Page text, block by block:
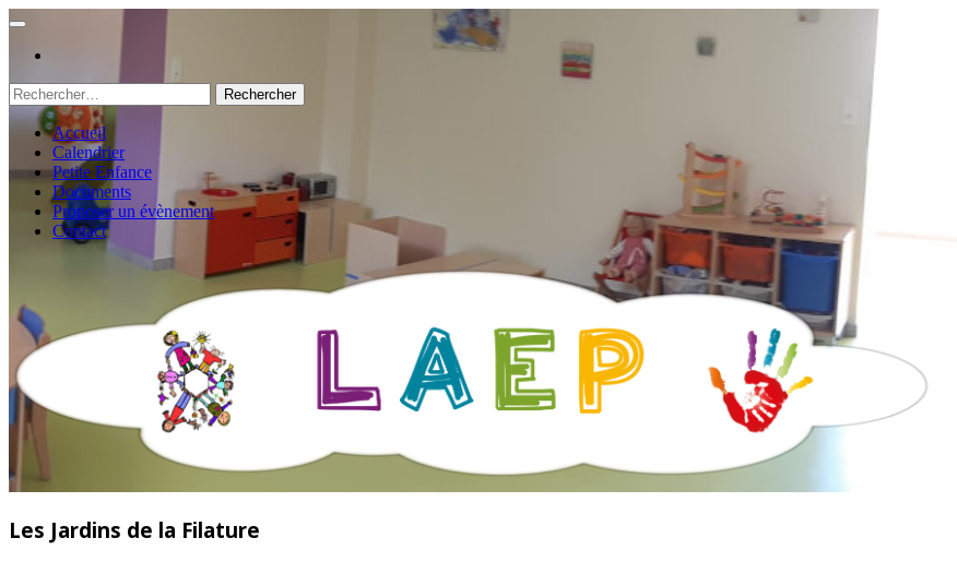
Rechercher :
Accueil
Calendrier
Petite Enfance
Documents
Proposer un évènement
Contact
Les Jardins de la Filature